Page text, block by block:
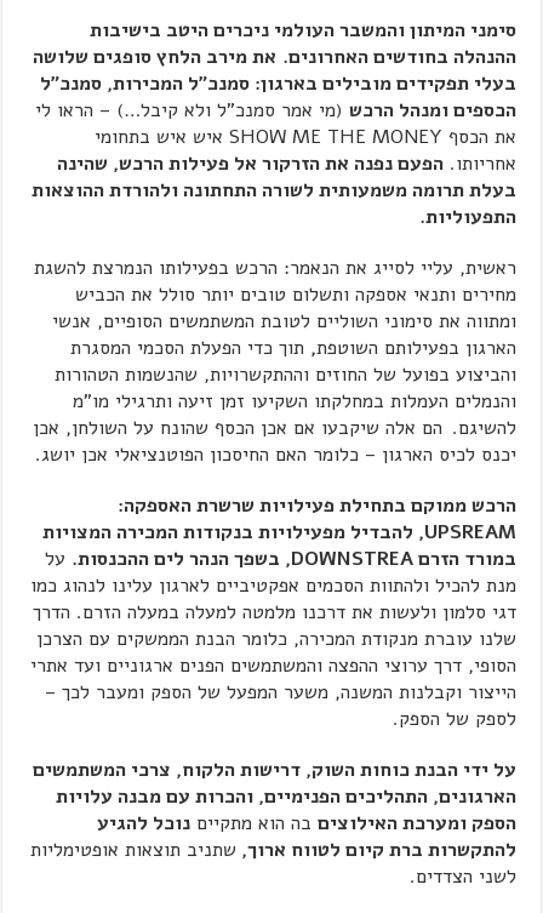
סימני המיתון והמשבר העולמי ניכרים היטב בישיבות
ההנהלה בחודשים האחרונים. את מירב הלחץ סופגים שלושה
בעלי תפקידים מובילים בארגון: סמנכ"ל המכירות, סמנכ"ל
הכספים ומנהל הרכש (מי אמר סמנכ"ל ולא קיבל…) – הראו לי
את הכסף SHOW ME THE MONEY איש איש בתחומי
אחריותו.הפעם נפנה את הזרקור אל פעילות הרכש, שהינה
בעלת תרומה משמעותית לשורה התחתונה ולהורדת ההוצאות
התפעוליות.
ראשית, עליי לסייג את הנאמר: הרכש בפעילותו הנמרצת להשגת
מחירים ותנאי אספקה ותשלום טובים יותר סולל את הכביש
ומתווה את סימוני השוליים לטובת המשתמשים הסופיים, אנשי
הארגון בפעילותם השוטפת, תוך כדי הפעלת הסכמי המסגרת
והביצוע בפועל של החוזים וההתקשרויות, שהנשמות הטהורות
והנמלים העמלות במחלקתו השקיעו זמן זיעה ותרגילי מו"מ
להשיגם. הם אלה שיקבעו אם אכן הכסף שהונח על השולחן, אכן
יכנס לכיס הארגון – כלומר האם החיסכון הפוטנציאלי אכן יושג.
הרכש ממוקם בתחילת פעילויות שרשרת האספקה:
UPSREAM, להבדיל מפעילויות בנקודות המכירה המצויות
במורד הזרםDOWNSTREA, בשפך הנהר לים ההכנסות. על
מנת להכיל ולהתוות הסכמים אפקטיביים לארגון עלינו לנהוג כמו
דגי סלמון ולעשות את דרכנו מלמטה למעלה במעלה הזרם. הדרך
שלנו עוברת מנקודת המכירה, כלומר הבנת הממשקים עם הצרכן
הסופי, דרך ערוצי ההפצה והמשתמשים הפנים ארגוניים ועד אתרי
הייצור וקבלנות המשנה, משער המפעל של הספק ומעבר לכך –
לספק של הספק.
על ידי הבנת כוחות השוק, דרישות הלקוח, צרכי המשתמשים
הארגונים, התהליכים הפנימיים, והכרות עם מבנה עלויות
הספק ומערכת האילוצים בה הוא מתקייםנוכל להגיע
להתקשרות ברת קיום לטווח ארוך, שתניב תוצאות אופטימליות
לשני הצדדים.